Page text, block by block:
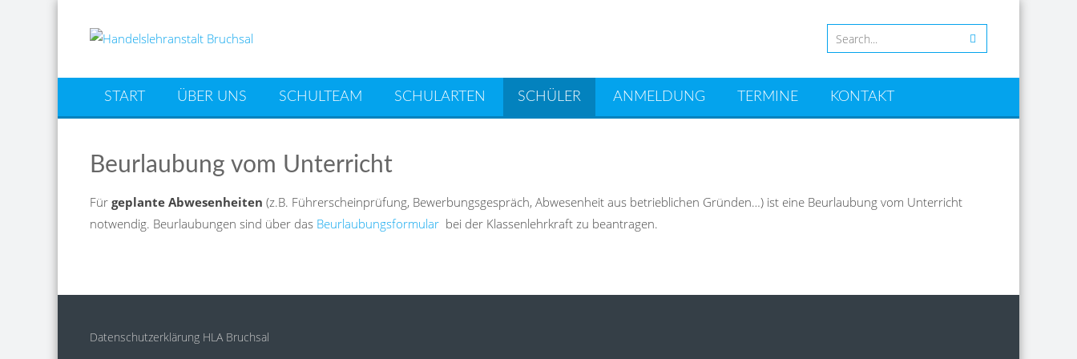
START ÜBER UNS SCHULTEAM SCHULARTEN SCHÜLER ANMELDUNG TERMINE KONTAKT
Beurlaubung vom Unterricht
Für geplante Abwesenheiten (z.B. Führerscheinprüfung, Bewerbungsgespräch, Abwesenheit aus betrieblichen Gründen…) ist eine Beurlaubung vom Unterricht
notwendig. Beurlaubungen sind über das Beurlaubungsformular bei der Klassenlehrkraft zu beantragen.
Datenschutzerklärung HLA Bruchsal